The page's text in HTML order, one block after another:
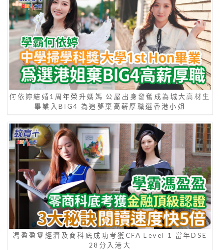
何依婷結婚1周年榮升媽媽 公屋出身發奮成為城大高材生
畢業入BIG4 為追夢棄高薪厚職選香港小姐
馮盈盈零經濟及商科底成功考獲CFA Level 1 當年DSE
28分入港大